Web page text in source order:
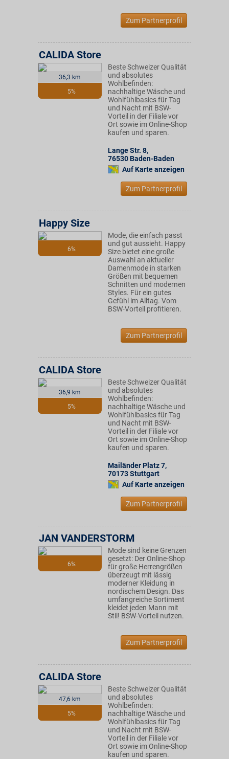
Zum Partnerprofil
36,3 km
5%
CALIDA Store
Beste Schweizer Qualität
und absolutes
Wohlbefinden:
nachhaltige Wäsche und
Wohlfühlbasics für Tag
und Nacht mit BSW-
Vorteil in der Filiale vor
Ort sowie im Online-Shop
kaufen und sparen.
Lange Str. 8,
76530 Baden-Baden
Auf Karte anzeigen
Zum Partnerprofil
6%
Happy Size
Mode, die einfach passt
und gut aussieht. Happy
Size bietet eine große
Auswahl an aktueller
Damenmode in starken
Größen mit bequemen
Schnitten und modernen
Styles. Für ein gutes
Gefühl im Alltag. Vom
BSW-Vorteil profitieren.
Zum Partnerprofil
36,9 km
5%
CALIDA Store
Beste Schweizer Qualität
und absolutes
Wohlbefinden:
nachhaltige Wäsche und
Wohlfühlbasics für Tag
und Nacht mit BSW-
Vorteil in der Filiale vor
Ort sowie im Online-Shop
kaufen und sparen.
Mailänder Platz 7,
70173Stuttgart
Auf Karte anzeigen
Zum Partnerprofil
6%
JAN VANDERSTORM
Mode sind keine Grenzen
gesetzt: Der Online-Shop
für große Herrengrößen
überzeugt mit lässig
moderner Kleidung in
nordischem Design. Das
umfangreiche Sortiment
kleidet jeden Mann mit
Stil! BSW-Vorteil nutzen.
Zum Partnerprofil
47,6 km
5%
CALIDA Store
Beste Schweizer Qualität
und absolutes
Wohlbefinden:
nachhaltige Wäsche und
Wohlfühlbasics für Tag
und Nacht mit BSW-
Vorteil in der Filiale vor
Ort sowie im Online-Shop
kaufen und sparen.